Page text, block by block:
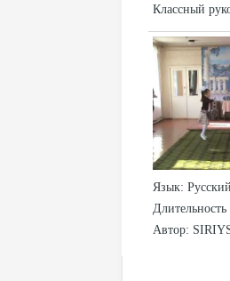
Классный
Язык: Русский
Длительность
Автор: